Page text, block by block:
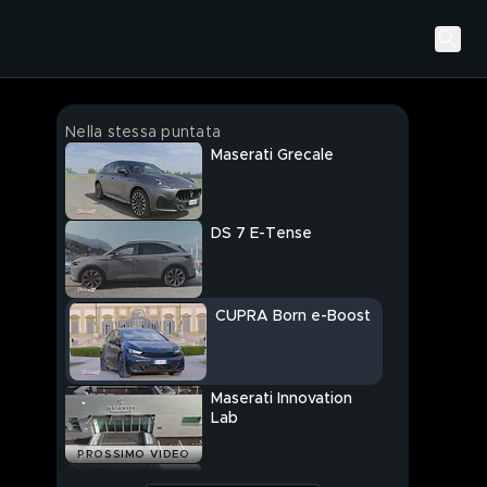
Nella stessa puntata
Maserati Grecale
DS 7 E-Tense
CUPRA Born e-Boost
PROSSIMO VIDEO
Maserati Innovation
Lab